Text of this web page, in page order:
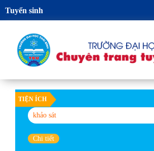
Tuyển sinh
TIỆN ÍCH
khảo sát
Chi tiết